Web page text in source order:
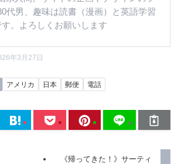
代男、趣味は読書（漫画）と英語学習
す。よろしくお願いします
年3月27日
アメリカ 日本 郵便 電話
《帰ってきた！》サーティ